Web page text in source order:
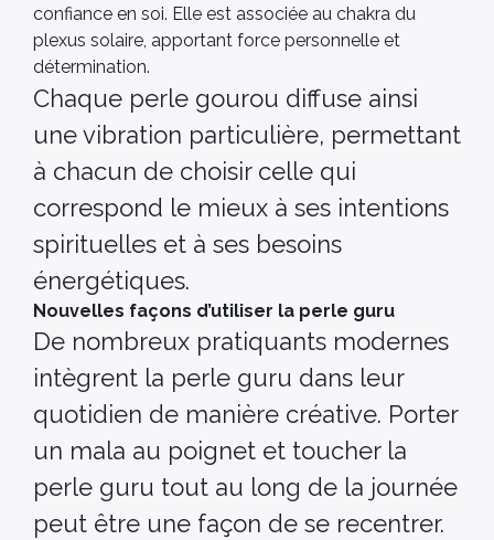
confiance en soi. Elle est associée au chakra du
plexus solaire, apportant force personnelle et
détermination.
Chaque perle gourou diffuse ainsi
une vibration particulière, permettant
à chacun de choisir celle qui
correspond le mieux à ses intentions
spirituelles et à ses besoins
énergétiques.
Nouvelles façons d’utiliser la perle guru
De nombreux pratiquants modernes
intègrent la perle guru dans leur
quotidien de manière créative. Porter
un mala au poignet et toucher la
perle guru tout au long de la journée
peut être une façon de se recentrer.